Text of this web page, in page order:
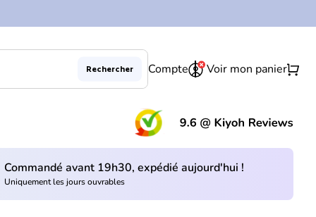
add
Rechercher Compte Voir mon paniershopping_cart
Commandé avant 19h30, expédié aujourd'hui !
Uniquement les jours ouvrables